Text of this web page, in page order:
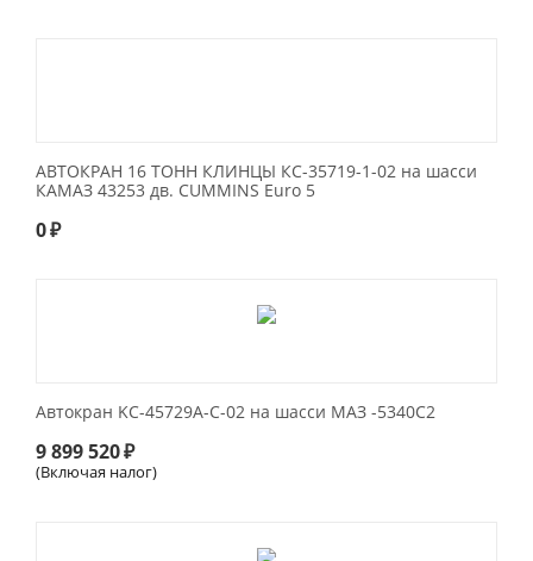
АВТОКРАН 16 ТОНН КЛИНЦЫ КС-35719-1-02 на шасси
КАМАЗ 43253 дв. CUMMINS Euro 5
0₽
Автокран KC-45729A-C-02 на шасси МАЗ -5340С2
9 899 520₽
(Включая налог)